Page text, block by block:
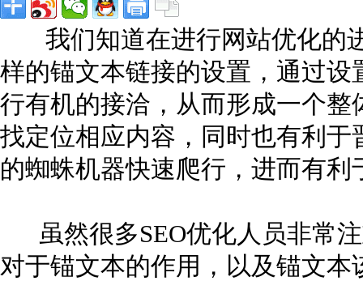
我们知道在进行网站优化的
样的锚文本链接的设置，通过
行有机的接洽，从而形成一个
找定位相应内容，同时也有利
的蜘蛛机器快速爬行，进而有
虽然很多SEO优化人员非常
对于锚文本的作用，以及锚文